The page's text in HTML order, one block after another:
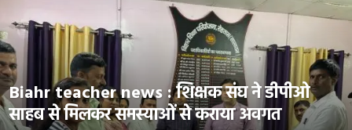
Biahr teacher news : शिक्षक संघ ने डीपीओ
साहब से मिलकर समस्याओं से कराया अवगत